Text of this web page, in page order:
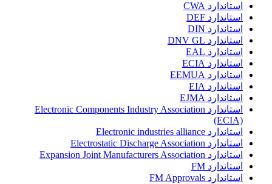
استاندارد CWA
استاندارد DEF
استاندارد DIN
استاندارد DNV GL
استاندارد EAL
استاندارد ECIA
استاندارد EEMUA
استاندارد EIA
استاندارد EJMA
استاندارد Electronic Components Industry Association
(ECIA)
استاندارد Electronic industries alliance
استاندارد Electrostatic Discharge Association
استاندارد Expansion Joint Manufacturers Association
استاندارد FM
استاندارد FM Approvals